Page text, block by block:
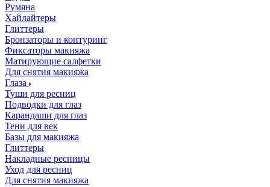
Румяна
Хайлайтеры
Глиттеры
Бронзаторы и контуринг
Фиксаторы макияжа
Матирующие салфетки
Для снятия макияжа
Глаза
Туши для ресниц
Подводки для глаз
Карандаши для глаз
Тени для век
Базы для макияжа
Глиттеры
Накладные ресницы
Уход для ресниц
Для снятия макияжа